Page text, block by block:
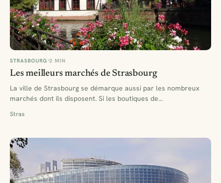
STRASBOURG 2 MIN
Les meilleurs marchés de Strasbourg
La ville de Strasbourg se démarque aussi par les nombreux
marchés dont ils disposent. Si les boutiques de…
Stras